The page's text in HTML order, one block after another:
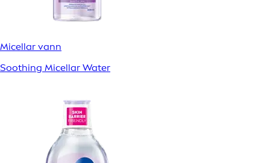
Micellar vann
Soothing Micellar Water